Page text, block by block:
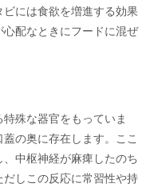
には食欲を増進する効果
配なときにフードに混ぜ
殊な器官をもっていま
の奥に存在します。ここ
中枢神経が麻痺したのち
しこの反応に常習性や持